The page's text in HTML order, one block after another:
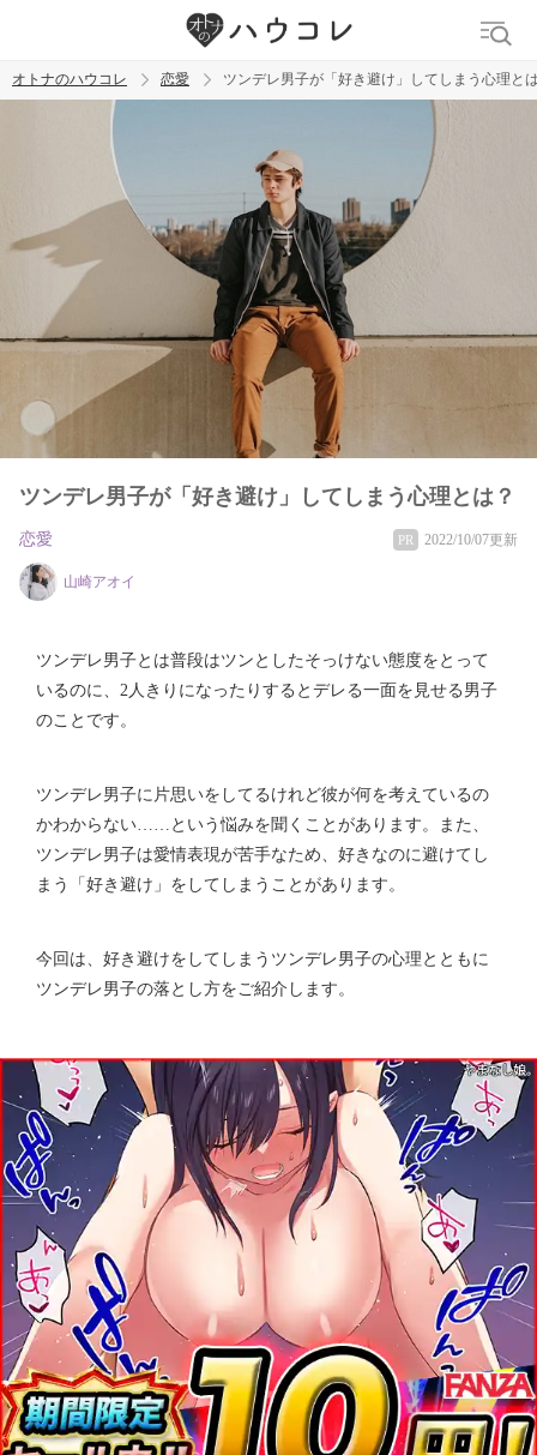
トレンド ワード
おっぱいフェチ 吸引バイブ SM 吸うやつ
オトナのハウコレ 恋愛 ツンデレ男子が「好き避け」してしまう心理と
ツンデレ男子が「好き避け」してしまう心理とは？
恋愛 PR 2022/10/07更新
山崎アオイ
ツンデレ男子とは普段はツンとしたそっけない態度をとって
いるのに、2人きりになったりするとデレる一面を見せる男子
のことです。
ツンデレ男子に片思いをしてるけれど彼が何を考えているの
かわからない……という悩みを聞くことがあります。また、
ツンデレ男子は愛情表現が苦手なため、好きなのに避けてし
まう「好き避け」をしてしまうことがあります。
今回は、好き避けをしてしまうツンデレ男子の心理とともに
ツンデレ男子の落とし方をご紹介します。